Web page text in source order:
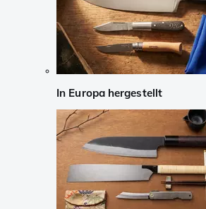
In Europa hergestellt